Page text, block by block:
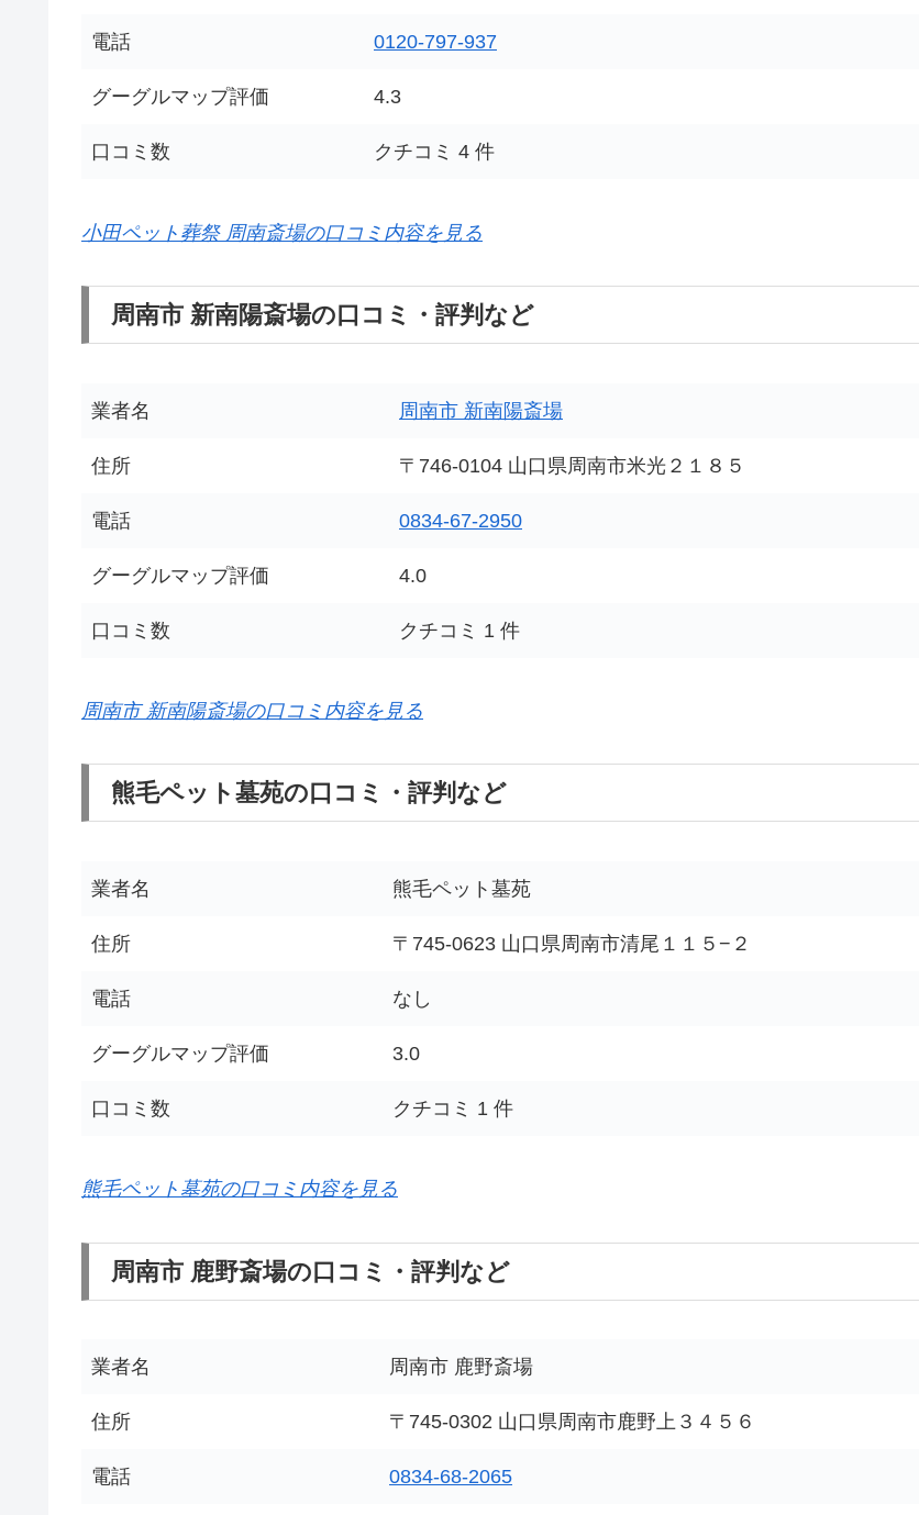
電話 0120-797-937
グーグルマップ評価 4.3
口コミ数 クチコミ 4 件
小田ペット葬祭 周南斎場の口コミ内容を見る
周南市 新南陽斎場の口コミ・評判など
業者名 周南市 新南陽斎場
住所 〒746-0104 山口県周南市米光２１８５
電話 0834-67-2950
グーグルマップ評価 4.0
口コミ数 クチコミ 1 件
周南市 新南陽斎場の口コミ内容を見る
熊毛ペット墓苑の口コミ・評判など
業者名 熊毛ペット墓苑
住所 〒745-0623 山口県周南市清尾１１５−２
電話 なし
グーグルマップ評価 3.0
口コミ数 クチコミ 1 件
熊毛ペット墓苑の口コミ内容を見る
周南市 鹿野斎場の口コミ・評判など
業者名 周南市 鹿野斎場
住所 〒745-0302 山口県周南市鹿野上３４５６
電話 0834-68-2065